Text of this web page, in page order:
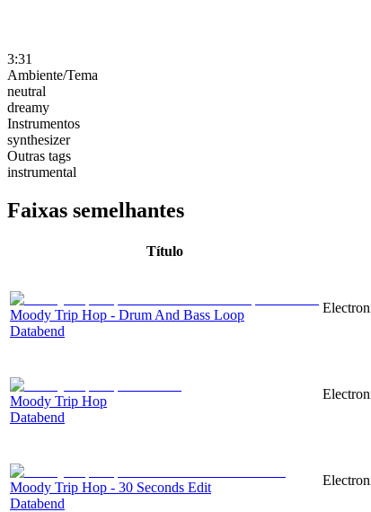
3:31
Ambiente/Tema
neutral
dreamy
Instrumentos
synthesizer
Outras tags
instrumental
Faixas semelhantes
Título
Moody Trip Hop - Drum And Bass Loop
Databend
Moody Trip Hop
Databend
Moody Trip Hop - 30 Seconds Edit
Databend